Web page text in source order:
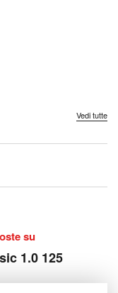
Vedi tutte
su
1.0 125